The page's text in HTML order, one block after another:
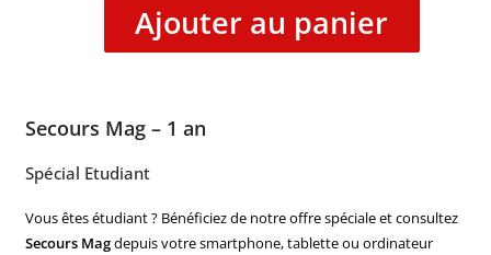
Ajouter au panier
Secours Mag – 1 an
Spécial Etudiant
Vous êtes étudiant ? Bénéficiez de notre offre spéciale et consultez
Secours Magdepuis votre smartphone, tablette ou ordinateur